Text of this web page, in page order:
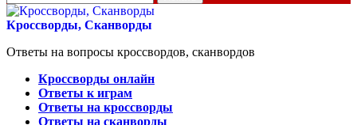
для:
Кроссворды, Сканворды
Ответы на вопросы кроссвордов, сканвордов
Кроссворды онлайн
Ответы к играм
Ответы на кроссворды
Ответы на сканворды